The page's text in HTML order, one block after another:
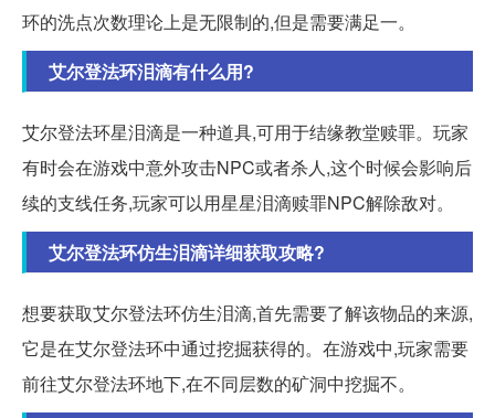
环的洗点次数理论上是无限制的,但是需要满足一。
艾尔登法环泪滴有什么用?
艾尔登法环星泪滴是一种道具,可用于结缘教堂赎罪。玩家
有时会在游戏中意外攻击NPC或者杀人,这个时候会影响后
续的支线任务,玩家可以用星星泪滴赎罪NPC解除敌对。
艾尔登法环仿生泪滴详细获取攻略?
想要获取艾尔登法环仿生泪滴,首先需要了解该物品的来源,
它是在艾尔登法环中通过挖掘获得的。在游戏中,玩家需要
前往艾尔登法环地下,在不同层数的矿洞中挖掘不。